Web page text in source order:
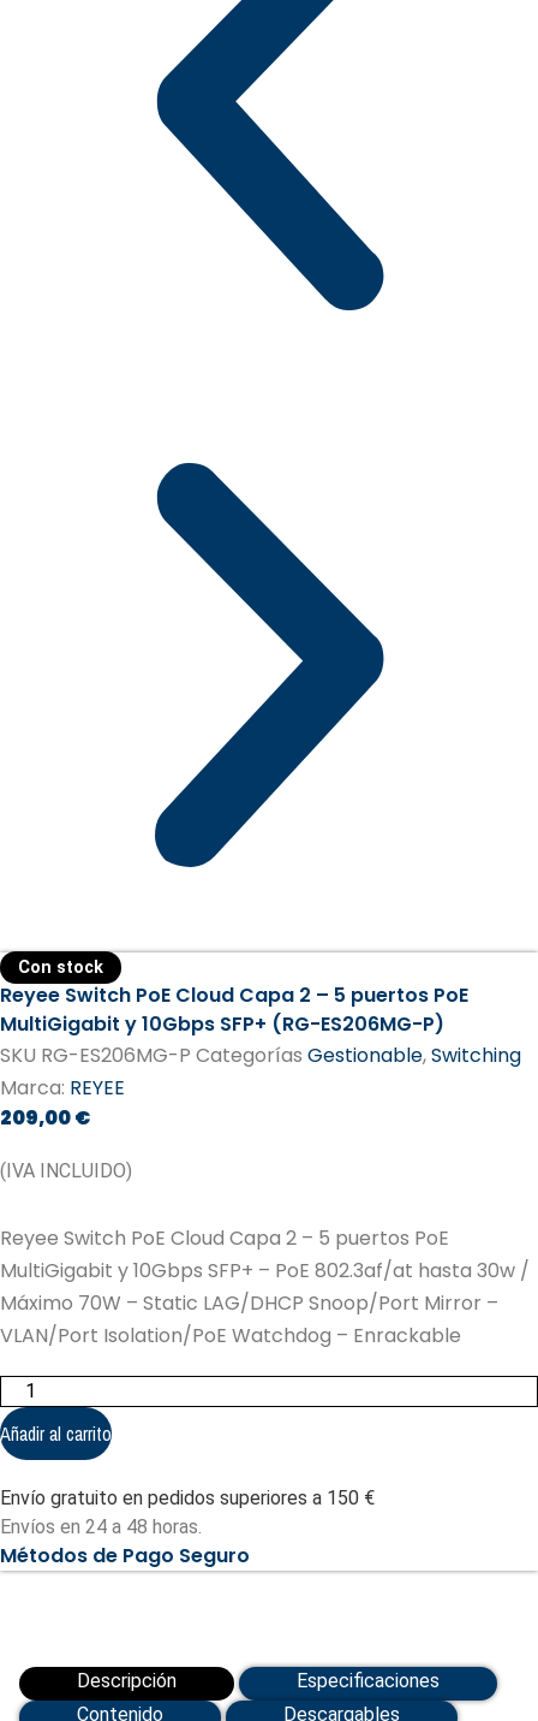
Con stock
Reyee Switch PoE Cloud Capa 2 – 5 puertos PoE
MultiGigabit y 10Gbps SFP+ (RG-ES206MG-P)
SKU RG-ES206MG-P Categorías Gestionable,Switching
Marca: REYEE
209,00€
(IVA INCLUIDO)
Reyee Switch PoE Cloud Capa 2 – 5 puertos PoE
MultiGigabit y 10Gbps SFP+ – PoE 802.3af/at hasta 30w /
Máximo 70W – Static LAG/DHCP Snoop/Port Mirror –
VLAN/Port Isolation/PoE Watchdog – Enrackable
Reyee
Switch
PoE
Cloud
Capa
-
5
puertos
PoE
MultiGigabit
ES206MG-
cantidad
Añadir al carrito
Envío gratuito en pedidos superiores a 150 €
Envíos en 24 a 48 horas.
Métodos de Pago Seguro
Descripción
Especificaciones
Contenido
Descargables